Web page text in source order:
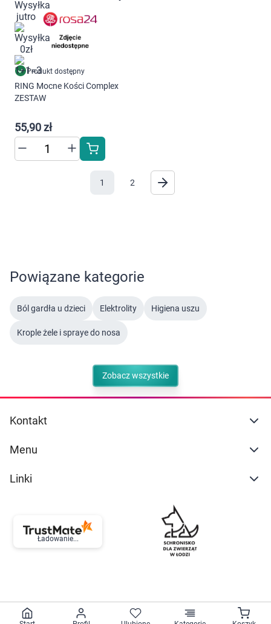
Produkt dostępny
RING Mocne Kości Complex
ZESTAW
55,90 zł
1 2
Powiązane kategorie
Ból gardła u dzieci Elektrolity Higiena uszu
Krople żele i spraye do nosa
Zobacz wszystkie
Kontakt
Menu
Linki
Ładowanie...